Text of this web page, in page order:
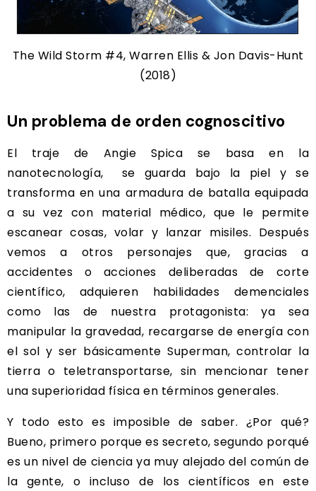
The Wild Storm #4, Warren Ellis & Jon Davis-Hunt
(2018)
Un problema de orden cognoscitivo
El traje de Angie Spica se basa en la
nanotecnología, se guarda bajo la piel y se
transforma en una armadura de batalla equipada
a su vez con material médico, que le permite
escanear cosas, volar y lanzar misiles. Después
vemos a otros personajes que, gracias a
accidentes o acciones deliberadas de corte
científico, adquieren habilidades demenciales
como las de nuestra protagonista: ya sea
manipular la gravedad, recargarse de energía con
el sol y ser básicamente Superman, controlar la
tierra o teletransportarse, sin mencionar tener
una superioridad física en términos generales.
Y todo esto es imposible de saber. ¿Por qué?
Bueno, primero porque es secreto, segundo porqué
es un nivel de ciencia ya muy alejado del común de
la gente, o incluso de los científicos en este